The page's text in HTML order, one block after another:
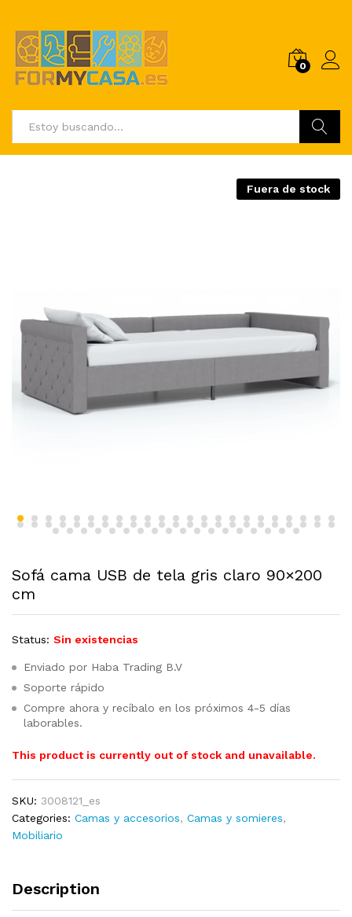
0
Fuera de stock
Sofá cama USB de tela gris claro 90×200
cm
Status: Sin existencias
Enviado por Haba Trading B.V
Soporte rápido
Compre ahora y recíbalo en los próximos 4-5 días
laborables.
This product is currently out of stock and unavailable.
SKU: 3008121_es
Categories: Camas y accesorios, Camas y somieres,
Mobiliario
Description